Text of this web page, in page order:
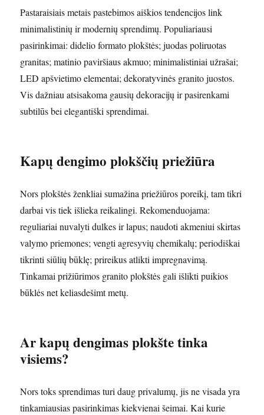
Pastaraisiais metais pastebimos aiškios tendencijos link
minimalistinių ir modernių sprendimų. Populiariausi
pasirinkimai: didelio formato plokštės; juodas poliruotas
granitas; matinio paviršiaus akmuo; minimalistiniai užrašai;
LED apšvietimo elementai; dekoratyvinės granito juostos.
Vis dažniau atsisakoma gausių dekoracijų ir pasirenkami
subtilūs bei elegantiški sprendimai.
Kapų dengimo plokščių priežiūra
Nors plokštės ženkliai sumažina priežiūros poreikį, tam tikri
darbai vis tiek išlieka reikalingi. Rekomenduojama:
reguliariai nuvalyti dulkes ir lapus; naudoti akmeniui skirtas
valymo priemones; vengti agresyvių chemikalų; periodiškai
tikrinti siūlių būklę; prireikus atlikti impregnavimą.
Tinkamai prižiūrimos granito plokštės gali išlikti puikios
būklės net keliasdešimt metų.
Ar kapų dengimas plokšte tinka
visiems?
Nors toks sprendimas turi daug privalumų, jis ne visada yra
tinkamiausias pasirinkimas kiekvienai šeimai. Kai kurie